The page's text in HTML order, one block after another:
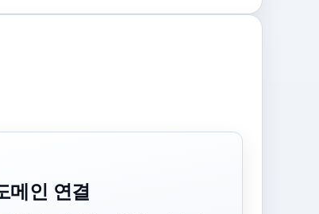
메인 연결